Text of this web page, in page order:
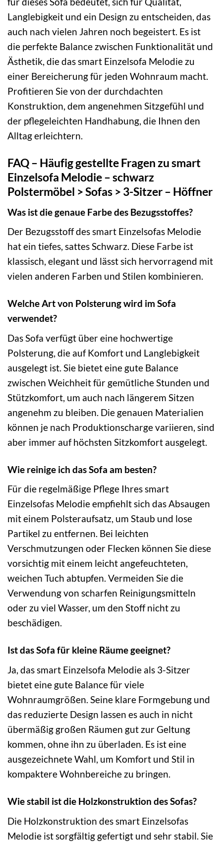
Langlebigkeit und ein Design zu entscheiden, das
auch nach vielen Jahren noch begeistert. Es ist
die perfekte Balance zwischen Funktionalität und
Ästhetik, die das smart Einzelsofa Melodie zu
einer Bereicherung für jeden Wohnraum macht.
Profitieren Sie von der durchdachten
Konstruktion, dem angenehmen Sitzgefühl und
der pflegeleichten Handhabung, die Ihnen den
Alltag erleichtern.
FAQ – Häufig gestellte Fragen zu smart
Einzelsofa Melodie – schwarz
Polstermöbel > Sofas > 3-Sitzer – Höffner
Was ist die genaue Farbe des Bezugsstoffes?
Der Bezugsstoff des smart Einzelsofas Melodie
hat ein tiefes, sattes Schwarz. Diese Farbe ist
klassisch, elegant und lässt sich hervorragend mit
vielen anderen Farben und Stilen kombinieren.
Welche Art von Polsterung wird im Sofa
verwendet?
Das Sofa verfügt über eine hochwertige
Polsterung, die auf Komfort und Langlebigkeit
ausgelegt ist. Sie bietet eine gute Balance
zwischen Weichheit für gemütliche Stunden und
Stützkomfort, um auch nach längerem Sitzen
angenehm zu bleiben. Die genauen Materialien
können je nach Produktionscharge variieren, sind
aber immer auf höchsten Sitzkomfort ausgelegt.
Wie reinige ich das Sofa am besten?
Für die regelmäßige Pflege Ihres smart
Einzelsofas Melodie empfiehlt sich das Absaugen
mit einem Polsteraufsatz, um Staub und lose
Partikel zu entfernen. Bei leichten
Verschmutzungen oder Flecken können Sie diese
vorsichtig mit einem leicht angefeuchteten,
weichen Tuch abtupfen. Vermeiden Sie die
Verwendung von scharfen Reinigungsmitteln
oder zu viel Wasser, um den Stoff nicht zu
beschädigen.
Ist das Sofa für kleine Räume geeignet?
Ja, das smart Einzelsofa Melodie als 3-Sitzer
bietet eine gute Balance für viele
Wohnraumgrößen. Seine klare Formgebung und
das reduzierte Design lassen es auch in nicht
übermäßig großen Räumen gut zur Geltung
kommen, ohne ihn zu überladen. Es ist eine
ausgezeichnete Wahl, um Komfort und Stil in
kompaktere Wohnbereiche zu bringen.
Wie stabil ist die Holzkonstruktion des Sofas?
Die Holzkonstruktion des smart Einzelsofas
Melodie ist sorgfältig gefertigt und sehr stabil. Sie